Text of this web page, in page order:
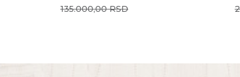
135.000,00RSD